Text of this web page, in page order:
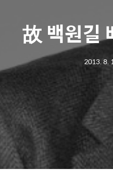
故 백원길
2013. 8.